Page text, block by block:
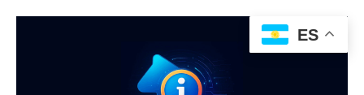
ES